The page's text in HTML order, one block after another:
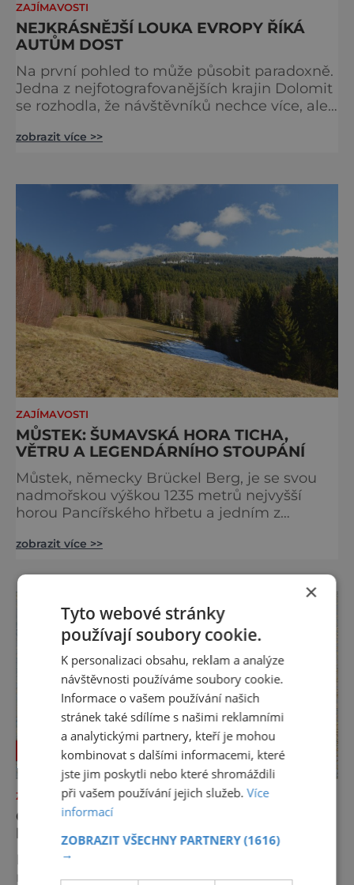
ZAJÍMAVOSTI
NEJKRÁSNĚJŠÍ LOUKA EVROPY ŘÍKÁ
AUTŮM DOST
Na první pohled to může působit paradoxně.
Jedna z nejfotografovanějších krajin Dolomit
se rozhodla, že návštěvníků nechce více, ale
louka v Evropě, zavádí od léta 2026 nová
přijíždějí. Nejde o boj proti turistům. Jde o
ochranu krajiny, která už nechce být obětí
vlastního úspě
zobrazit více >>
ZAJÍMAVOSTI
MŮSTEK: ŠUMAVSKÁ HORA TICHA,
VĚTRU A LEGENDÁRNÍHO STOUPÁNÍ
Můstek, německy Brückel Berg, je se svou
nadmořskou výškou 1235 metrů nejvyšší
horou Pancířského hřbetu a jedním z
Šumavy. Přestože nestojí v centru hlavních
Poledník, právě v tom spočívá jeho síla.
Můstek si dodnes uchovává syrový horský
charakter, klid a zvláštní atmosféru
šumavských hřebenů, kde se střídá hustý les
zobrazit více >>
ZAJÍMAVOSTI
OSUDOVÉ DNY, KTERÉ ZMĚNILY
HISTORII
Existují dny, které jsou naprosto obyčejné a
rychle upadnou v zapomnění, a pak jsou tu
×
Tyto webové stránky
používají soubory cookie.
K personalizaci obsahu, reklam a analýze
návštěvnosti používáme soubory cookie.
Informace o vašem používání našich
stránek také sdílíme s našimi reklamními
a analytickými partnery, kteří je mohou
kombinovat s dalšími informacemi, které
jste jim poskytli nebo které shromáždili
při vašem používání jejich služeb.Více
informací
ZOBRAZIT VŠECHNY PARTNERY(1616)
→